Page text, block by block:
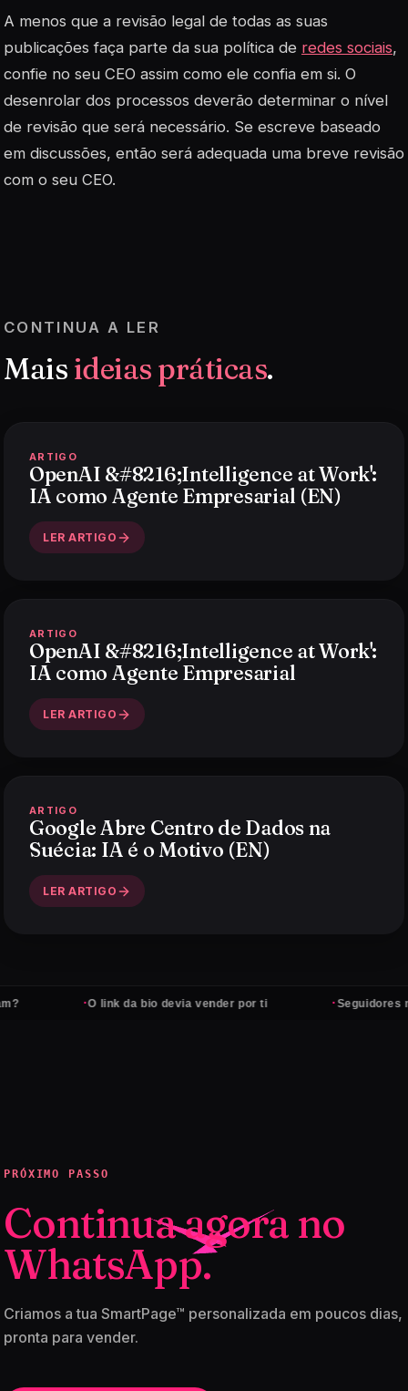
A menos que a revisão legal de todas as suas
publicações faça parte da sua política de redes sociais,
confie no seu CEO assim como ele confia em si. O
desenrolar dos processos deverão determinar o nível
de revisão que será necessário. Se escreve baseado
em discussões, então será adequada uma breve revisão
com o seu CEO.
CONTINUA A LER
Mais ideias práticas.
ARTIGO
OpenAI &#8216;Intelligence at Work':
IA como Agente Empresarial (EN)
LER ARTIGO
ARTIGO
OpenAI &#8216;Intelligence at Work':
IA como Agente Empresarial
LER ARTIGO
ARTIGO
Google Abre Centro de Dados na
Suécia: IA é o Motivo (EN)
LER ARTIGO
O link da bio devia vender por ti Seguidores não
PRÓXIMO PASSO
Continua agora no
WhatsApp.
Criamos a tua SmartPage™ personalizada em poucos dias,
pronta para vender.